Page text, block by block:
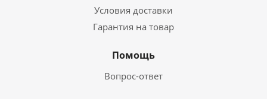
Условия доставки
Гарантия на товар
Помощь
Вопрос-ответ